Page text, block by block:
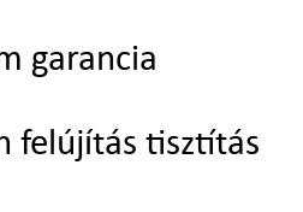
garancia
felújítás tisztítás